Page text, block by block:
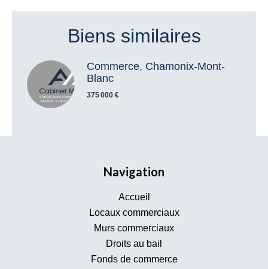
Biens similaires
Commerce, Chamonix-Mont-
Blanc
375 000 €
Navigation
Accueil
Locaux commerciaux
Murs commerciaux
Droits au bail
Fonds de commerce